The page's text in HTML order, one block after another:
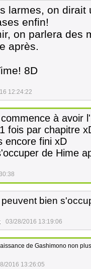
larmes, on dirait
enfin!
on parlera des
après.
8D
12:24:22
à avoir
fois par chapitre
encore fini xD
de Hime
bien
03/28/2016 13:19:06
de Gashimono non
2016 13:26:05